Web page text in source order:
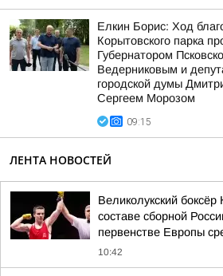
Елкин Борис: Ход
Корытовского парка
Губернатором
Ведерниковым и
городской думы
Сергеем Морозом
09:15
ЛЕНТА НОВОСТЕЙ
Великолукский
составе сборной
первенстве Европы
10:42